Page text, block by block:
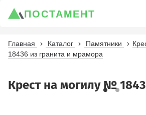
ПОСТАМЕНТ
Главная Каталог Памятники
18436 из гранита и мрамора
Крест на могилу №